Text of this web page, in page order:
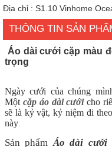
Địa chỉ : S1.10 Vinhome
THÔNG TIN SẢN
Áo dài cưới cặp màu
trọng
Ngày cưới của chúng
Một cặp áo dài cướicho
sẽ là kỷ vật, kỷ niệm đi
này
Sản phẩm Áo dài cưới